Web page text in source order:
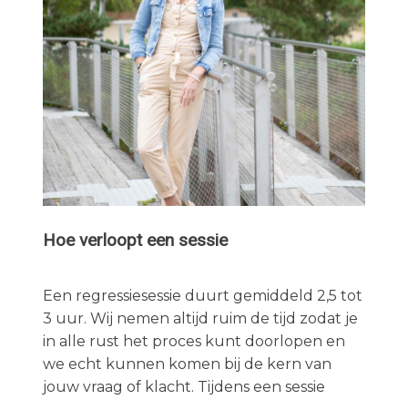
Hoe verloopt een sessie
Een regressiesessie duurt gemiddeld 2,5 tot
3 uur. Wij nemen altijd ruim de tijd zodat je
in alle rust het proces kunt doorlopen en
we echt kunnen komen bij de kern van
jouw vraag of klacht. Tijdens een sessie